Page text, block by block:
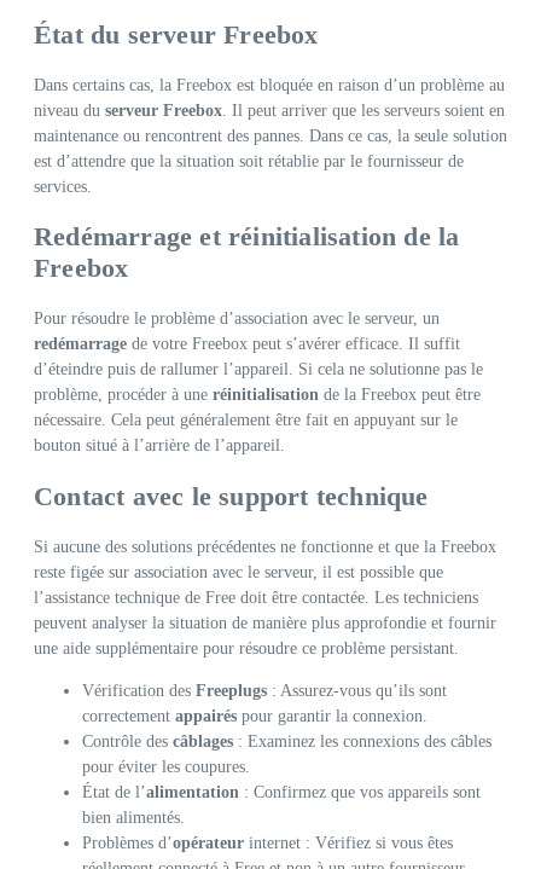
État du serveur Freebox
Dans certains cas, la Freebox est bloquée en raison d’un problème au
niveau du serveur Freebox . Il peut arriver que les serveurs soient en
maintenance ou rencontrent des pannes. Dans ce cas, la seule solution
est d’attendre que la situation soit rétablie par le fournisseur de
services.
Redémarrage et réinitialisation de la
Freebox
Pour résoudre le problème d’association avec le serveur, un
redémarrage de votre Freebox peut s’avérer efficace. Il suffit
d’éteindre puis de rallumer l’appareil. Si cela ne solutionne pas le
problème, procéder à une réinitialisation de la Freebox peut être
nécessaire. Cela peut généralement être fait en appuyant sur le
bouton situé à l’arrière de l’appareil.
Contact avec le support technique
Si aucune des solutions précédentes ne fonctionne et que la Freebox
reste figée sur association avec le serveur, il est possible que
l’assistance technique de Free doit être contactée. Les techniciens
peuvent analyser la situation de manière plus approfondie et fournir
une aide supplémentaire pour résoudre ce problème persistant.
Vérification des Freeplugs : Assurez-vous qu’ils sont
correctement appairés pour garantir la connexion.
Contrôle des câblages : Examinez les connexions des câbles
pour éviter les coupures.
État de l’alimentation : Confirmez que vos appareils sont
bien alimentés.
Problèmes d’opérateur internet : Vérifiez si vous êtes